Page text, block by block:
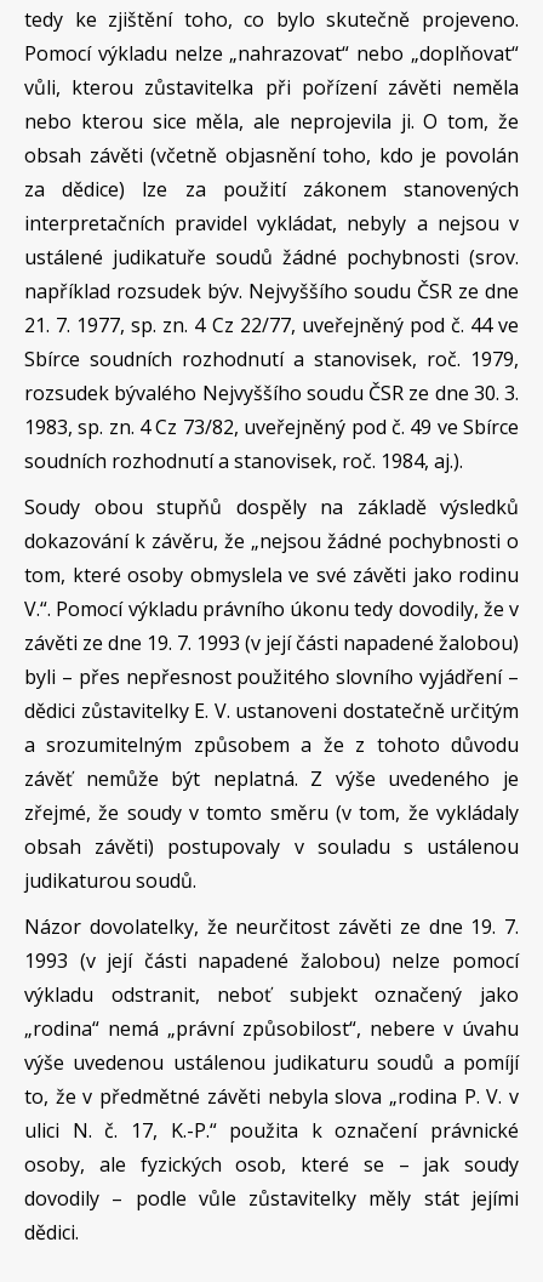
tedy ke zjištění toho, co bylo skutečně projeveno.
Pomocí výkladu nelze „nahrazovat“ nebo „doplňovat“
vůli, kterou zůstavitelka při pořízení závěti neměla
nebo kterou sice měla, ale neprojevila ji. O tom, že
obsah závěti (včetně objasnění toho, kdo je povolán
za dědice) lze za použití zákonem stanovených
interpretačních pravidel vykládat, nebyly a nejsou v
ustálené judikatuře soudů žádné pochybnosti (srov.
například rozsudek býv. Nejvyššího soudu ČSR ze dne
21. 7. 1977, sp. zn. 4 Cz 22/77, uveřejněný pod č. 44 ve
Sbírce soudních rozhodnutí a stanovisek, roč. 1979,
rozsudek bývalého Nejvyššího soudu ČSR ze dne 30. 3.
1983, sp. zn. 4 Cz 73/82, uveřejněný pod č. 49 ve Sbírce
soudních rozhodnutí a stanovisek, roč. 1984, aj.).
Soudy obou stupňů dospěly na základě výsledků
dokazování k závěru, že „nejsou žádné pochybnosti o
tom, které osoby obmyslela ve své závěti jako rodinu
V.“. Pomocí výkladu právního úkonu tedy dovodily, že v
závěti ze dne 19. 7. 1993 (v její části napadené žalobou)
byli – přes nepřesnost použitého slovního vyjádření –
dědici zůstavitelky E. V. ustanoveni dostatečně určitým
a srozumitelným způsobem a že z tohoto důvodu
závěť nemůže být neplatná. Z výše uvedeného je
zřejmé, že soudy v tomto směru (v tom, že vykládaly
obsah závěti) postupovaly v souladu s ustálenou
judikaturou soudů.
Názor dovolatelky, že neurčitost závěti ze dne 19. 7.
1993 (v její části napadené žalobou) nelze pomocí
výkladu odstranit, neboť subjekt označený jako
„rodina“ nemá „právní způsobilost“, nebere v úvahu
výše uvedenou ustálenou judikaturu soudů a pomíjí
to, že v předmětné závěti nebyla slova „rodina P. V. v
ulici N. č. 17, K.-P.“ použita k označení právnické
osoby, ale fyzických osob, které se – jak soudy
dovodily – podle vůle zůstavitelky měly stát jejími
dědici.